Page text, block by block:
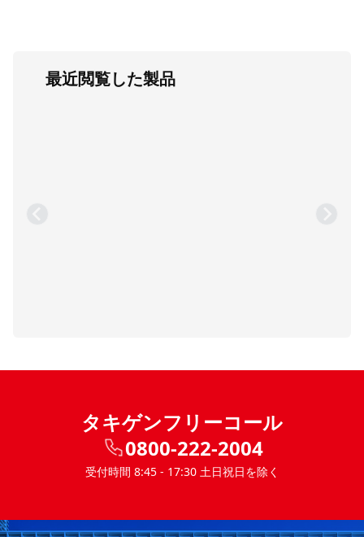
最近閲覧した製品
タキゲンフリーコール
0800-222-2004
受付時間 8:45 - 17:30 土日祝日を除く